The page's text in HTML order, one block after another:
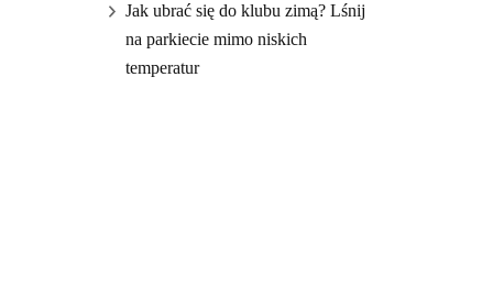
Jak ubrać się do klubu zimą? Lśnij
na parkiecie mimo niskich
temperatur